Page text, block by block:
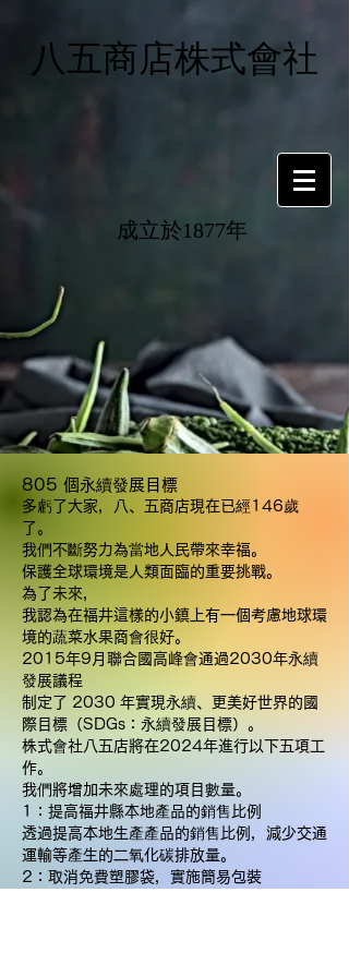
八五商店株式會社
成立於1877年
805 個永續發展目標
多虧了大家，八、五商店現在已經146歲
了。
我們不斷努力為當地人民帶來幸福。
保護全球環境是人類面臨的重要挑戰。
為了未來，
我認為在福井這樣的小鎮上有一個考慮地球環
境的蔬菜水果商會很好。
2015年9月聯合國高峰會通過2030年永續
發展議程
制定了 2030 年實現永續、更美好世界的國
際目標（SDGs：永續發展目標）。
株式會社八五店將在2024年進行以下五項工
作。
我們將增加未來處理的項目數量。
1：提高福井縣本地產品的銷售比例
透過提高本地生產產品的銷售比例，減少交通
運輸等產生的二氧化碳排放量。
2：取消免費塑膠袋，實施簡易包裝